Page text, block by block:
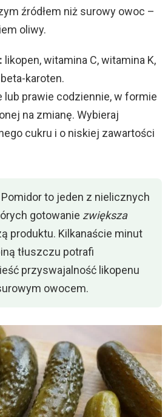
źródłem niż surowy owoc –
oliwy.
likopen, witamina C, witamina K,
karoten.
lub prawie codziennie, w formie
na zmianę. Wybieraj
cukru i o niskiej zawartości
Pomidor to jeden z nielicznych
gotowanie zwiększa
produktu. Kilkanaście minut
tłuszczu potrafi
przyswajalność likopenu
owocem.